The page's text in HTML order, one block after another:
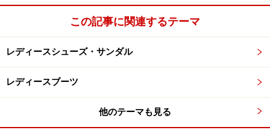
てみて。
3.ダッドスニーカー
ダッドスニーカー 2990円（税抜）／GU（
この記事に関連するテーマ
レディースシューズ・サンダル
レディースブーツ
他のテーマも見る